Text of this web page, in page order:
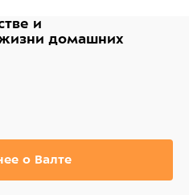
2,8кг. Соответствует
отделение)
и
домашних
о Валте